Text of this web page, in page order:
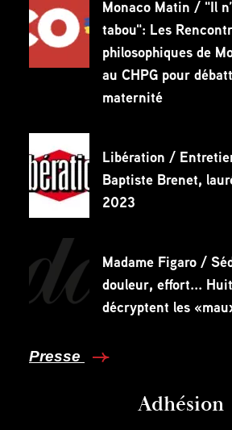
Monaco Matin / "Il
tabou": Les
philosophiques de
au CHPG pour
maternité
Libération /
Baptiste Brenet,
2023
Madame Figaro /
douleur, effort...
décryptent les
Presse
Adhésion